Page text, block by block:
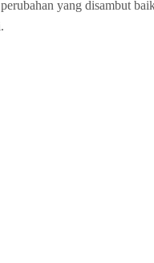
yang disambut